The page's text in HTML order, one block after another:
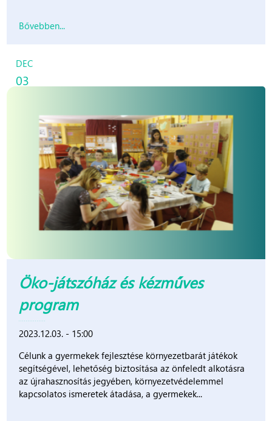
Bővebben...
DEC
03
Öko-játszóház és kézműves
program
2023.12.03. - 15:00
Célunk a gyermekek fejlesztése környezetbarát játékok
segítségével, lehetőség biztosítása az önfeledt alkotásra
az újrahasznosítás jegyében, környezetvédelemmel
kapcsolatos ismeretek átadása, a gyermekek...